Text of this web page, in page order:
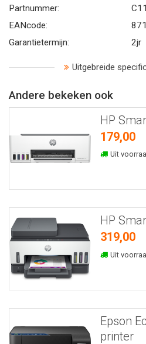
Partnummer:
EANcode:
Garantietermijn:
2jr
Uitgebreide
Andere bekeken ook
HP
179,00
Uit
HP
319,00
Uit
Epson
printer